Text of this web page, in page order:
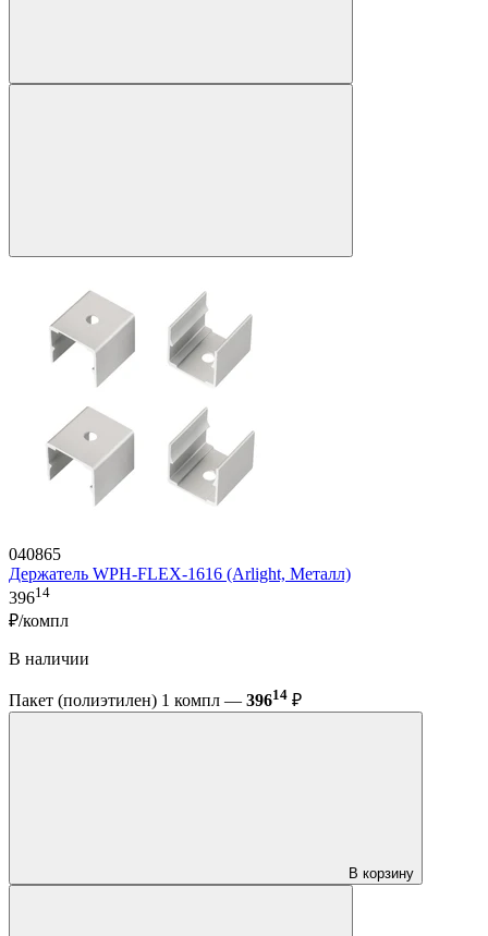
040865
Держатель WPH-FLEX-1616 (Arlight, Металл)
39614
₽/компл
В наличии
Пакет (полиэтилен) 1 компл — 39614 ₽
В корзину